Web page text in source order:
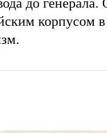
до
корпусом